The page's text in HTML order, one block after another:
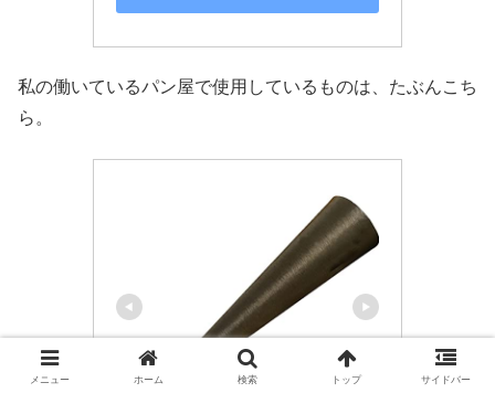
私の働いているパン屋で使用しているものは、たぶんこち
ら。
メニュー ホーム 検索 トップ サイドバー